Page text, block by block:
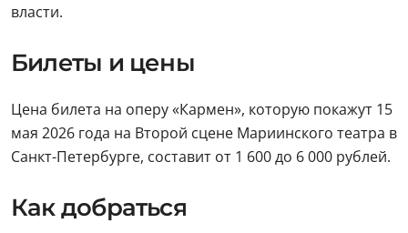
власти.
Билеты и цены
Цена билета на оперу «Кармен», которую покажут 15
мая 2026 года на Второй сцене Мариинского театра в
Санкт-Петербурге, составит от 1 600 до 6 000 рублей.
Как добраться